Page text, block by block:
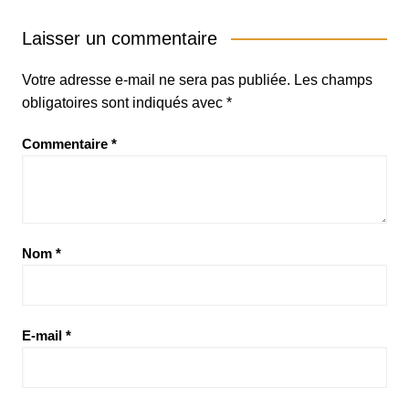
Laisser un commentaire
Votre adresse e-mail ne sera pas publiée. Les champs
obligatoires sont indiqués avec *
Commentaire *
Nom *
E-mail *